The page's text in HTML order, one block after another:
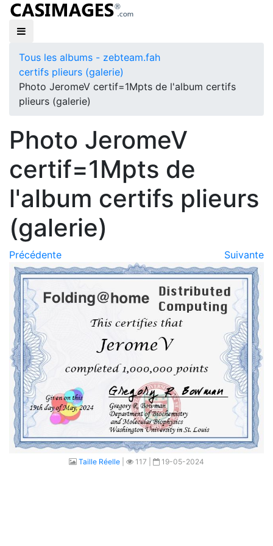
Tous les albums - zebteam.fah
certifs plieurs (galerie)
Photo JeromeV certif=1Mpts de l'album certifs
plieurs (galerie)
Photo JeromeV
certif=1Mpts de
l'album certifs plieurs
(galerie)
Précédente Suivante
Taille Réelle 117 | 19-05-2024